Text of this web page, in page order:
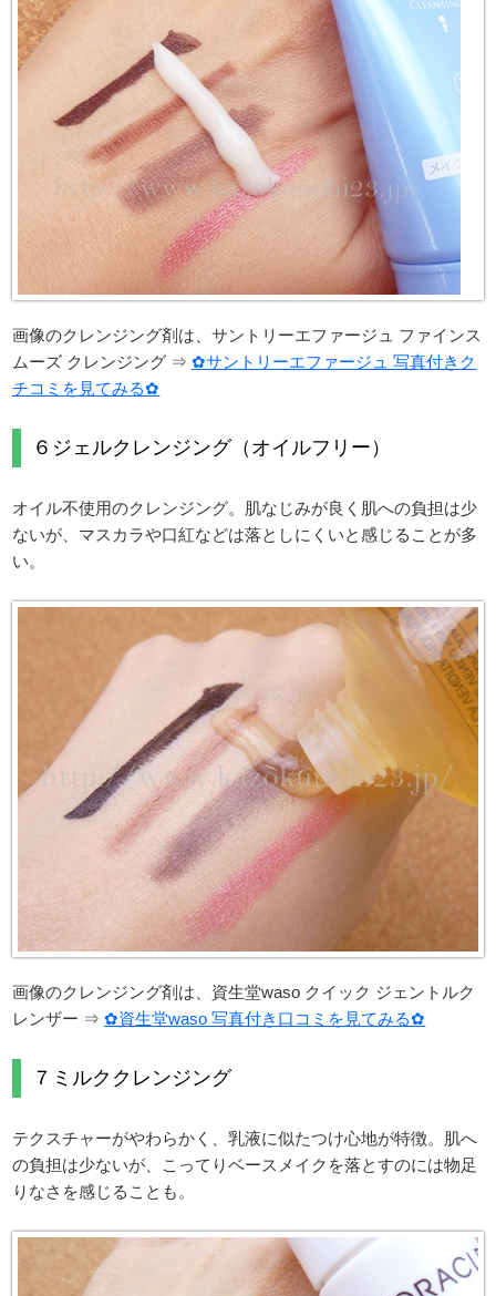
画像のクレンジング剤は、サントリーエファージュ ファインス
ムーズ クレンジング ⇒✿サントリーエファージュ 写真付きク
チコミを見てみる✿
６ジェルクレンジング（オイルフリー）
オイル不使用のクレンジング。肌なじみが良く肌への負担は少
ないが、マスカラや口紅などは落としにくいと感じることが多
い。
画像のクレンジング剤は、資生堂waso クイック ジェントルク
レンザー ⇒✿資生堂waso 写真付き口コミを見てみる✿
７ミルククレンジング
テクスチャーがやわらかく、乳液に似たつけ心地が特徴。肌へ
の負担は少ないが、こってりベースメイクを落とすのには物足
りなさを感じることも。